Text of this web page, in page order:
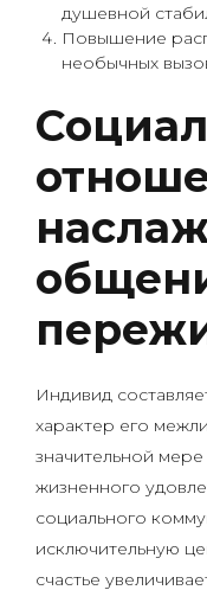
душевной
Повышение
необычных
Индивид
характер его
значительной
жизненного
социального
исключительную
счастье